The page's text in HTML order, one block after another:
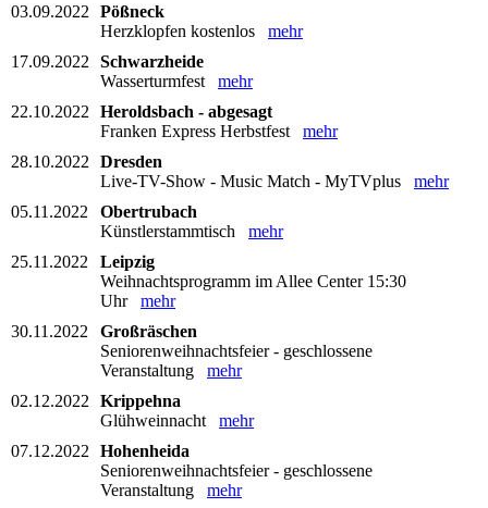
03.09.2022
Pößneck
Herzklopfen kostenlos mehr
17.09.2022
Schwarzheide
Wasserturmfest mehr
22.10.2022
Heroldsbach - abgesagt
Franken Express Herbstfest mehr
28.10.2022
Dresden
Live-TV-Show - Music Match - MyTVplus mehr
05.11.2022
Obertrubach
Künstlerstammtisch mehr
25.11.2022
Leipzig
Weihnachtsprogramm im Allee Center 15:30
Uhr mehr
30.11.2022
Großräschen
Seniorenweihnachtsfeier - geschlossene
Veranstaltung mehr
02.12.2022
Krippehna
Glühweinnacht mehr
07.12.2022
Hohenheida
Seniorenweihnachtsfeier - geschlossene
Veranstaltung mehr